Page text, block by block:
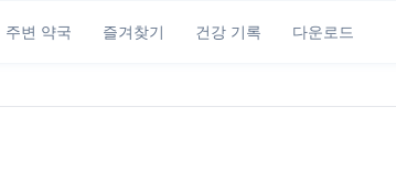
주변 약국 즐겨찾기 건강 기록 다운로드